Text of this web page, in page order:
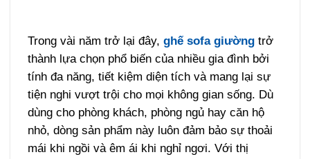
Trong vài năm trở lại đây,ghế sofa giường trở
thành lựa chọn phổ biến của nhiều gia đình bởi
tính đa năng, tiết kiệm diện tích và mang lại sự
tiện nghi vượt trội cho mọi không gian sống. Dù
dùng cho phòng khách, phòng ngủ hay căn hộ
nhỏ, dòng sản phẩm này luôn đảm bảo sự thoải
mái khi ngồi và êm ái khi nghỉ ngơi. Với thị